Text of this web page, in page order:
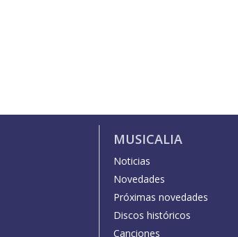
MUSICALIA
Noticias
Novedades
Próximas novedades
Discos históricos
Canciones